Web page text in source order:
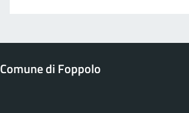
Comune di Foppolo